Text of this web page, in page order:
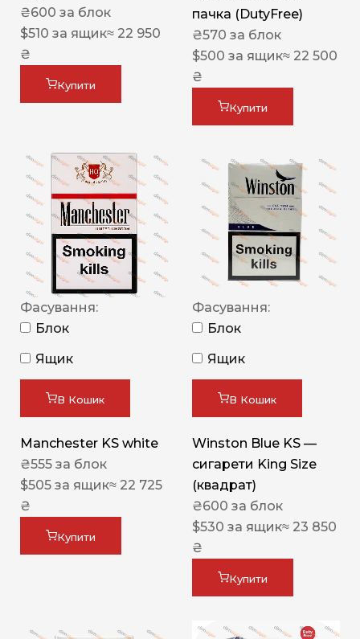
₴600 за блок
$510 за ящик≈ 22 950
₴
Купити
пачка (DutyFree)
₴570 за блок
$500 за ящик≈ 22 500
₴
Купити
Фасування:
Блок
Ящик
В Кошик
Manchester KS white
₴555 за блок
$505 за ящик≈ 22 725
₴
Купити
Фасування:
Блок
Ящик
В Кошик
Winston Blue KS —
сигарети King Size
(квадрат)
₴600 за блок
$530 за ящик≈ 23 850
₴
Купити